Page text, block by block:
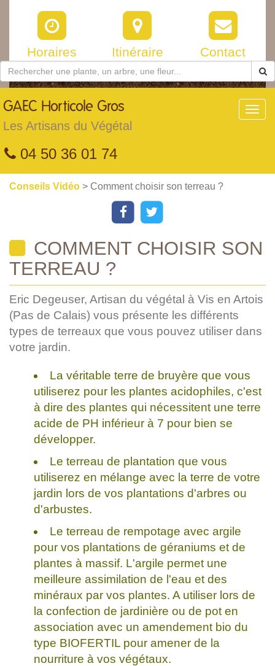
Horaires Itinéraire Contact
GAEC Horticole Gros
Les Artisans du Végétal
04 50 36 01 74
Conseils Vidéo > Comment choisir son terreau ?
COMMENT CHOISIR SON
TERREAU ?
Eric Degeuser, Artisan du végétal à Vis en Artois
(Pas de Calais) vous présente les différents
types de terreaux que vous pouvez utiliser dans
votre jardin.
La véritable terre de bruyère que vous
utiliserez pour les plantes acidophiles, c'est
à dire des plantes qui nécessitent une terre
acide de PH inférieur à 7 pour bien se
développer.
Le terreau de plantation que vous
utiliserez en mélange avec la terre de votre
jardin lors de vos plantations d'arbres ou
d'arbustes.
Le terreau de rempotage avec argile
pour vos plantations de géraniums et de
plantes à massif. L'argile permet une
meilleure assimilation de l'eau et des
minéraux par vos plantes. A utiliser lors de
la confection de jardinière ou de pot en
association avec un amendement bio du
type BIOFERTIL pour amener de la
nourriture à vos végétaux.